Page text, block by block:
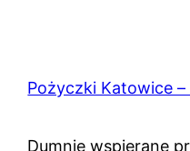
Pożyczki Katowice
Dumnie wspierane